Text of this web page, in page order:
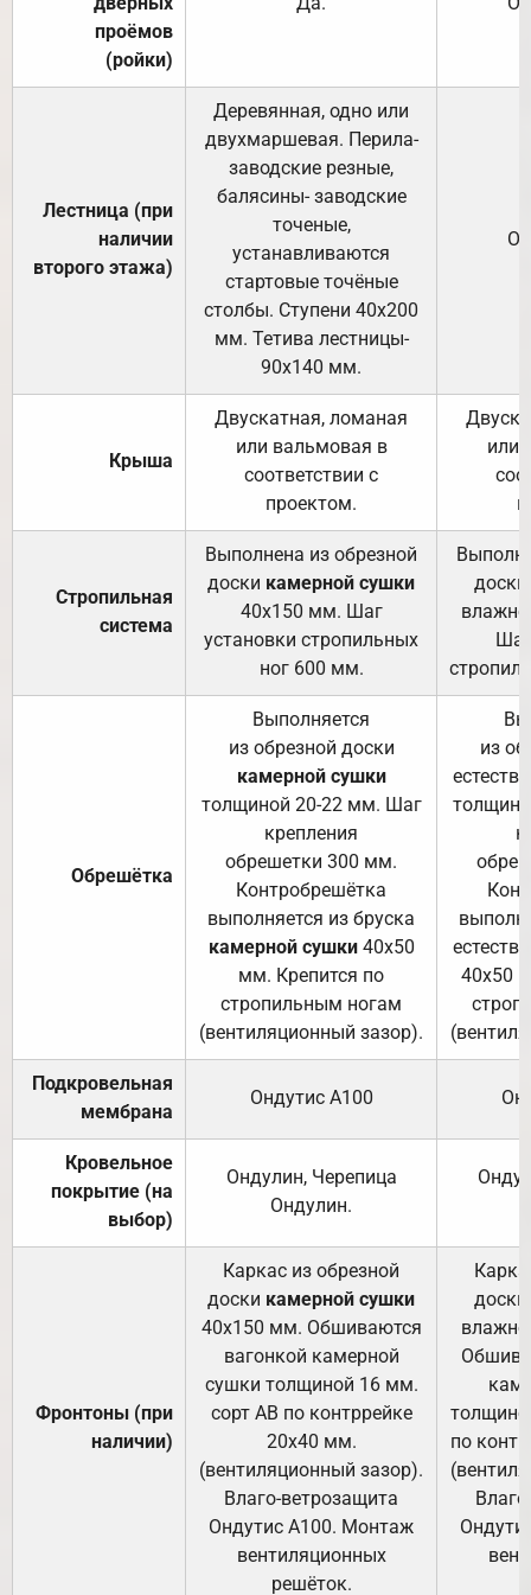
проёмов
(ройки)
Лестница (при
наличии
второго этажа)
Деревянная, одно или
двухмаршевая. Перила-
заводские резные,
балясины- заводские
точеные,
устанавливаются
стартовые точёные
столбы. Ступени 40х200
мм. Тетива лестницы-
90х140 мм.
Крыша
Двускатная, ломаная
или вальмовая в
соответствии с
проектом.
или
Стропильная
система
Выполнена из обрезной
доски камерной сушки
40х150 мм. Шаг
установки стропильных
ног 600 мм.
доски
Обрешётка
Выполняется
из обрезной доски
камерной сушки
толщиной 20-22 мм. Шаг
крепления
обрешетки 300 мм.
Контробрешётка
выполняется из бруска
камерной сушки40х50
мм. Крепится по
стропильным ногам
(вентиляционный зазор).
из
40х50
Подкровельная
мембрана
Ондутис А100
Кровельное
покрытие (на
выбор)
Ондулин, Черепица
Ондулин.
Фронтоны (при
наличии)
Каркас из обрезной
доски камерной сушки
40х150 мм. Обшиваются
вагонкой камерной
сушки толщиной 16 мм.
сорт АВ по контррейке
20х40 мм.
(вентиляционный зазор).
Влаго-ветрозащита
Ондутис А100. Монтаж
вентиляционных
решёток.
доски
по